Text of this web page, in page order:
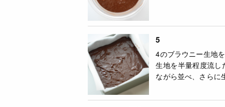
5
4のブラウニー生地
生地を半量程度流し
ながら並べ、さらに